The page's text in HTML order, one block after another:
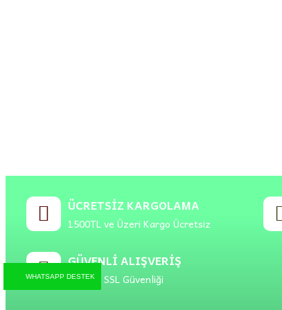
WHATSAPP DESTEK
ÜCRETSIZ KARGOLAMA
1500TL ve Üzeri Kargo Ücretsiz
GÜVENLI ALIŞVERIŞ
256BİT SSL Güvenliği